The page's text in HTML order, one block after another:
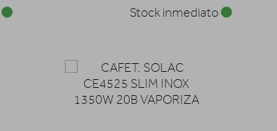
Stock inmediato